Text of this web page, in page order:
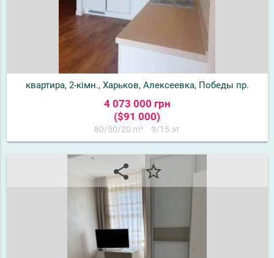
квартира, 2-кімн., Харьков, Алексеевка, Победы пр.
4 073 000 грн
($91 000)
80/50/20 m² 9/15 эт
share star_border